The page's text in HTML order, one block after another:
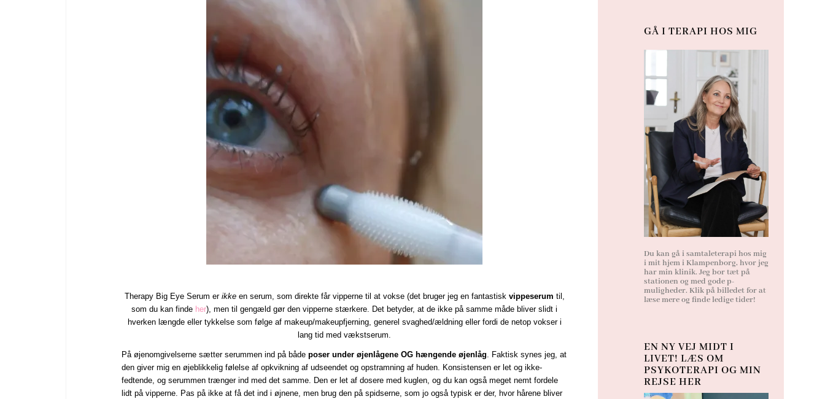
Therapy Big Eye Serum er ikkeen serum, som direkte får vipperne til at vokse (det bruger jeg en fantastisk vippeserum til,
som du kan finde her), men til gengæld gør den vipperne stærkere. Det betyder, at de ikke på samme måde bliver slidt i
hverken længde eller tykkelse som følge af makeup/makeupfjerning, generel svaghed/ældning eller fordi de netop vokser i
lang tid med vækstserum.
På øjenomgivelserne sætter serummen ind på både poser under øjenlågene OG hængende øjenlåg. Faktisk synes jeg, at
den giver mig en øjeblikkelig følelse af opkvikning af udseendet og opstramning af huden. Konsistensen er let og ikke-
fedtende, og serummen trænger ind med det samme. Den er let af dosere med kuglen, og du kan også meget nemt fordele
lidt på vipperne. Pas på ikke at få det ind i øjnene, men brug den på spidserne, som jo også typisk er der, hvor hårene bliver
GÅ I TERAPI HOS MIG
Du kan gå i samtaleterapi hos mig
i mit hjem i Klampenborg, hvor jeg
har min klinik. Jeg bor tæt på
stationen og med gode p-
muligheder. Klik på billedet for at
læse mere og finde ledige tider!
EN NY VEJ MIDT I
LIVET! LÆS OM
PSYKOTERAPI OG MIN
REJSE HER